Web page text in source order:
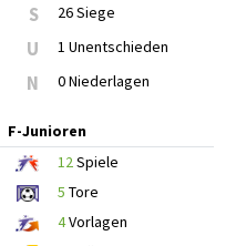
S 26 Siege
U 1 Unentschieden
N 0 Niederlagen
F-Junioren
12Spiele
5 Tore
4Vorlagen